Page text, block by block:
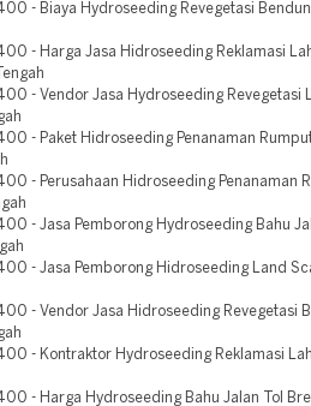
- Biaya Hydroseeding Revegetasi
- Harga Jasa Hidroseeding Reklamasi
- Vendor Jasa Hydroseeding Revegetasi
- Paket Hidroseeding Penanaman
- Perusahaan Hidroseeding Penanaman
- Jasa Pemborong Hydroseeding Bahu
- Jasa Pemborong Hidroseeding Land
- Vendor Jasa Hidroseeding Revegetasi
- Kontraktor Hydroseeding Reklamasi
- Harga Hydroseeding Bahu Jalan Tol